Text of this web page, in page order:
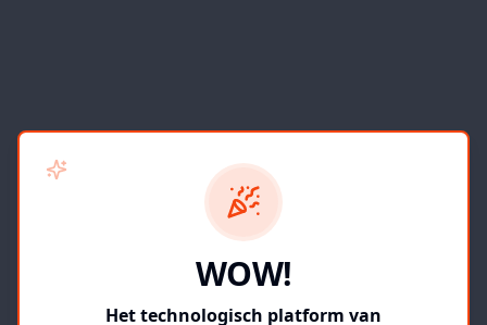
WOW!
Het technologisch platform van